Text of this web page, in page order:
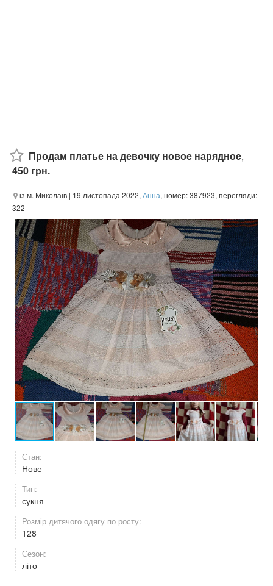
Продам платье на девочку новое нарядное,
450 грн.
із м. Миколаїв | 19 листопада 2022, Анна, номер: 387923, перегляди:
322
Стан:
Нове
Тип:
сукня
Розмір дитячого одягу по росту:
128
Сезон:
літо